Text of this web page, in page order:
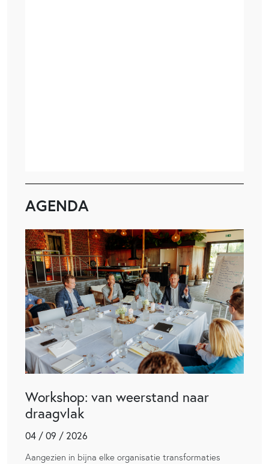
AGENDA
Workshop: van weerstand naar
draagvlak
04 / 09 / 2026
Aangezien in bijna elke organisatie transformaties